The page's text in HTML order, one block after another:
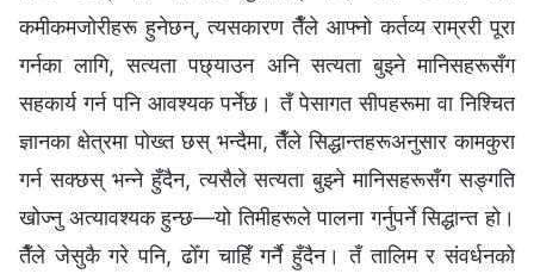
कमीकमजोरीहरू हुनेछन्, त्यसकारण तैँले आफ्नो कर्तव्य राम्ररी पूरा
गर्नका लागि, सत्यता पछ्याउन अनि सत्यता बुझ्ने मानिसहरूसँग
सहकार्य गर्न पनि आवश्यक पर्नेछ। तँ पेसागत सीपहरूमा वा निश्चित
ज्ञानका क्षेत्रमा पोख्त छस् भन्दैमा, तैँले सिद्धान्तहरूअनुसार कामकुरा
गर्न सक्छस् भन्ने हुँदैन, त्यसैले सत्यता बुझ्ने मानिसहरूसँग सङ्गति
खोज्नु अत्यावश्यक हुन्छ—यो तिमीहरूले पालना गर्नुपर्ने सिद्धान्त हो।
तैँले जेसुकै गरे पनि, ढोँग चाहिँ गर्नै हुँदैन। तँ तालिम र संवर्धनको